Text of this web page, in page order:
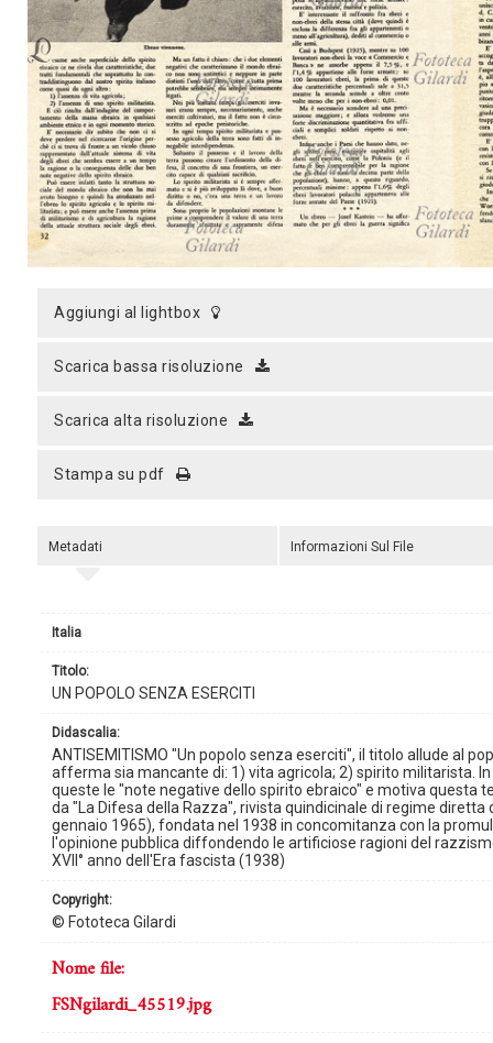
aggiungi al lightbox
scarica bassa risoluzione
scarica alta risoluzione
stampa su pdf
Metadati
Italia
titolo:
UN POPOLO SENZA ESERCITI
didascalia:
ANTISEMITISMO "Un popolo senza eserciti", il titolo allude al
afferma sia mancante di: 1) vita agricola; 2) spirito militarista.
queste le "note negative dello spirito ebraico" e motiva questa
da "La Difesa della Razza", rivista quindicinale di regime
gennaio 1965), fondata nel 1938 in concomitanza con la
l'opinione pubblica diffondendo le artificiose ragioni del
XVII° anno dell'Era fascista (1938)
copyright:
© Fototeca Gilardi
nome file:
FSNgilardi_45519.jpg
Informazioni Sul File